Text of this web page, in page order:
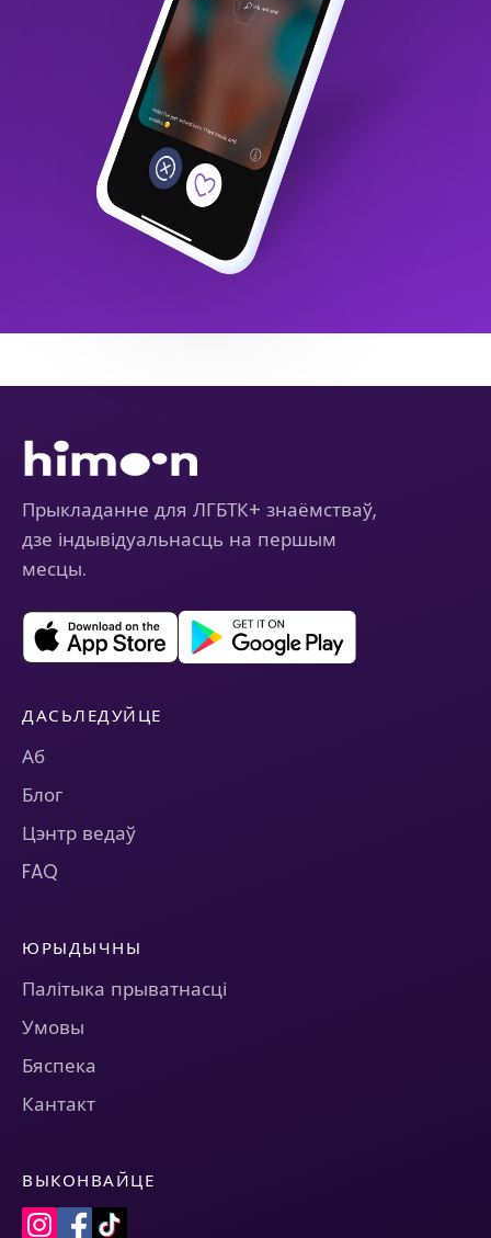
Прыкладанне для ЛГБТК+ знаёмстваў,
дзе індывідуальнасць на першым
месцы.
ДАСЬЛЕДУЙЦЕ
Аб
Блог
Цэнтр ведаў
FAQ
ЮРЫДЫЧНЫ
Палітыка прыватнасці
Умовы
Бяспека
Кантакт
ВЫКОНВАЙЦЕ